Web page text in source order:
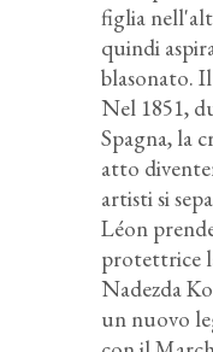
figlia
quindi
blasonato.
Nel 1851,
Spagna, la
atto
artisti si
Léon
protettrice
Nadezda
un nuovo